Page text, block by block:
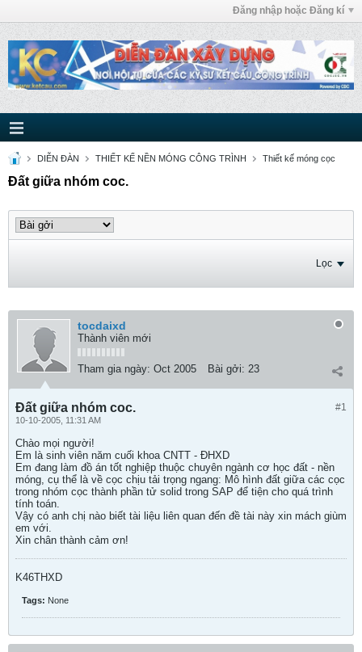
Đăng nhập hoặc Đăng kí
DIỄN ĐÀN THIẾT KẾ NỀN MÓNG CÔNG TRÌNH Thiết kế móng cọc
Đất giữa nhóm coc.
Lọc
tocdaixd
Thành viên mới
Tham gia ngày: Oct 2005 Bài gởi: 23
#1
Đất giữa nhóm coc.
10-10-2005, 11:31 AM
Chào mọi người!
Em là sinh viên năm cuối khoa CNTT - ĐHXD
Em đang làm đồ án tốt nghiệp thuộc chuyên ngành cơ học đất - nền
móng, cụ thể là về cọc chịu tải trọng ngang: Mô hình đất giữa các cọc
trong nhóm cọc thành phần tử solid trong SAP để tiện cho quá trình
tính toán.
Vậy có anh chị nào biết tài liệu liên quan đến đề tài này xin mách giùm
em với.
Xin chân thành cảm ơn!
K46THXD
Tags: None